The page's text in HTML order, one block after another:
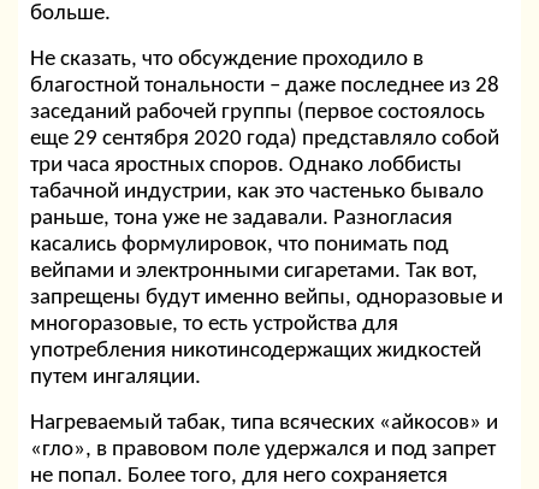
больше.
Не сказать, что обсуждение проходило в
благостной тональности – даже последнее из 28
заседаний рабочей группы (первое состоялось
еще 29 сентября 2020 года) представляло собой
три часа яростных споров. Однако лоббисты
табачной индустрии, как это частенько бывало
раньше, тона уже не задавали. Разногласия
касались формулировок, что понимать под
вейпами и электронными сигаретами. Так вот,
запрещены будут именно вейпы, одноразовые и
многоразовые, то есть устройства для
употребления никотинсодержащих жидкостей
путем ингаляции.
Нагреваемый табак, типа всяческих «айкосов» и
«гло», в правовом поле удержался и под запрет
не попал. Более того, для него сохраняется